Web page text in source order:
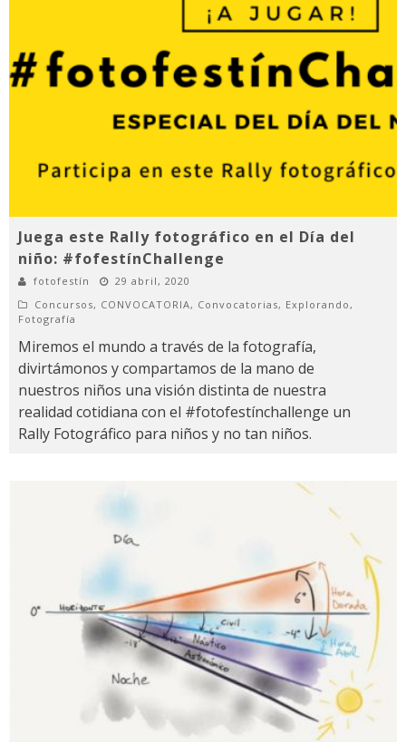
Juega este Rally fotográfico en el Día del
niño: #fofestínChallenge
fotofestín
29 abril, 2020
Concursos, CONVOCATORIA, Convocatorias, Explorando,
Fotografía
Miremos el mundo a través de la fotografía,
divirtámonos y compartamos de la mano de
nuestros niños una visión distinta de nuestra
realidad cotidiana con el #fotofestínchallenge un
Rally Fotográfico para niños y no tan niños.